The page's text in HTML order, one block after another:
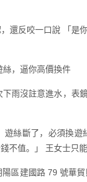
還反咬一口說 「是
絲，逼你高價換件
雨沒註意進水，表
絲斷了，必須換遊
不值。」 王女士只能
區建國路 79 號華